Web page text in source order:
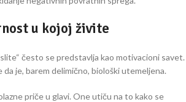
u kojoj živite
često se predstavlja kao motivacioni savet.
je, barem delimično, biološki utemeljena.
priče u glavi. One utiču na to kako se